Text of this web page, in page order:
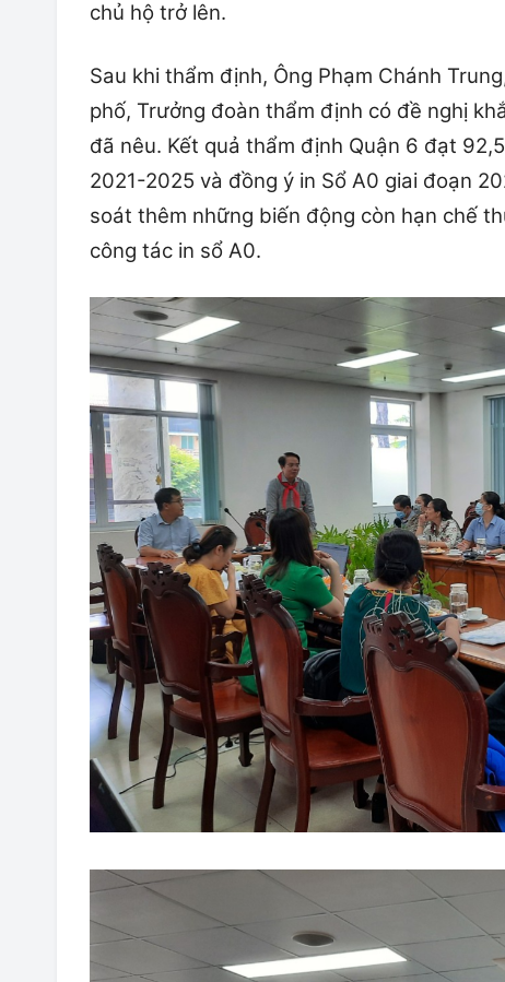
chủ hộ trở lên.
Sau khi thẩm định, Ông Phạm Chánh
phố, Trưởng đoàn thẩm định có đề nghị
đã nêu. Kết quả thẩm định Quận 6 đạt
2021-2025 và đồng ý in Sổ A0 giai đoạn
soát thêm những biến động còn hạn chế
công tác in sổ A0.